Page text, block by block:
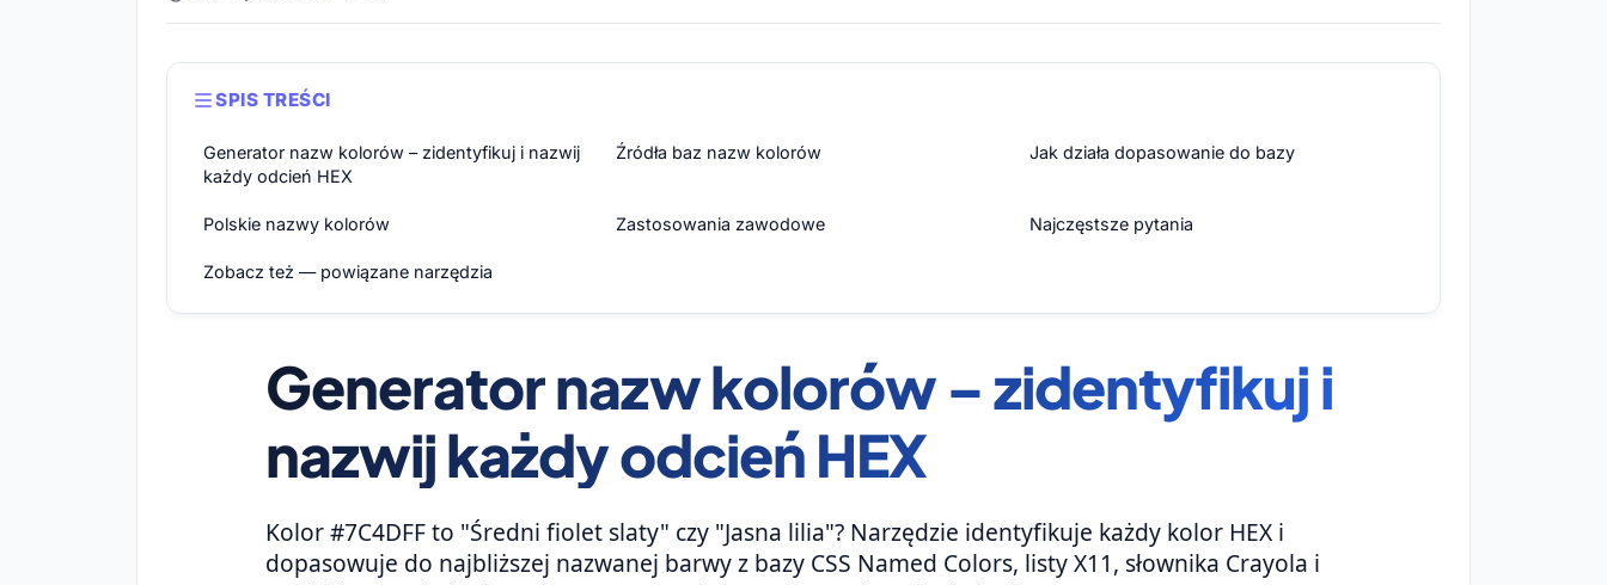
SPIS TREŚCI
Generator nazw kolorów – zidentyfikuj i nazwij
każdy odcień HEX
Źródła baz nazw kolorów Jak działa dopasowanie do bazy
Polskie nazwy kolorów Zastosowania zawodowe Najczęstsze pytania
Zobacz też — powiązane narzędzia
Generator nazw kolorów – zidentyfikuj i
nazwij każdy odcień HEX
Kolor #7C4DFF to "Średni fiolet slaty" czy "Jasna lilia"? Narzędzie identyfikuje każdy kolor HEX i
dopasowuje do najbliższej nazwanej barwy z bazy CSS Named Colors, listy X11, słownika Crayola i